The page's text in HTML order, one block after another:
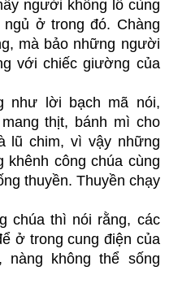
người khổng lồ cùng
ở trong đó. Chàng
mà bảo những người
với chiếc giường của
như lời bạch mã nói,
thịt, bánh mì cho
lũ chim, vì vậy những
khênh công chúa cùng
thuyền. Thuyền chạy
chúa thì nói rằng, các
ở trong cung điện của
nàng không thể sống